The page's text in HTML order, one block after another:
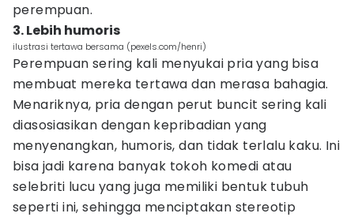
perempuan.
3. Lebih humoris
ilustrasi tertawa bersama (pexels.com/henri)
Perempuan sering kali menyukai pria yang bisa
membuat mereka tertawa dan merasa bahagia.
Menariknya, pria dengan perut buncit sering kali
diasosiasikan dengan kepribadian yang
menyenangkan, humoris, dan tidak terlalu kaku. Ini
bisa jadi karena banyak tokoh komedi atau
selebriti lucu yang juga memiliki bentuk tubuh
seperti ini, sehingga menciptakan stereotip